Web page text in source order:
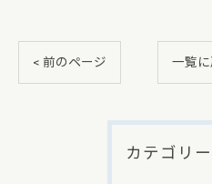
< 前のページ 一覧に
カテゴリー